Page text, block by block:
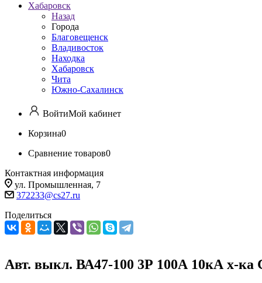
Хабаровск
Назад
Города
Благовещенск
Владивосток
Находка
Хабаровск
Чита
Южно-Сахалинск
ВойтиМой кабинет
Корзина0
Сравнение товаров0
Контактная информация
ул. Промышленная, 7
372233@cs27.ru
Поделиться
Авт. выкл. ВА47-100 3Р 100А 10кА х-ка